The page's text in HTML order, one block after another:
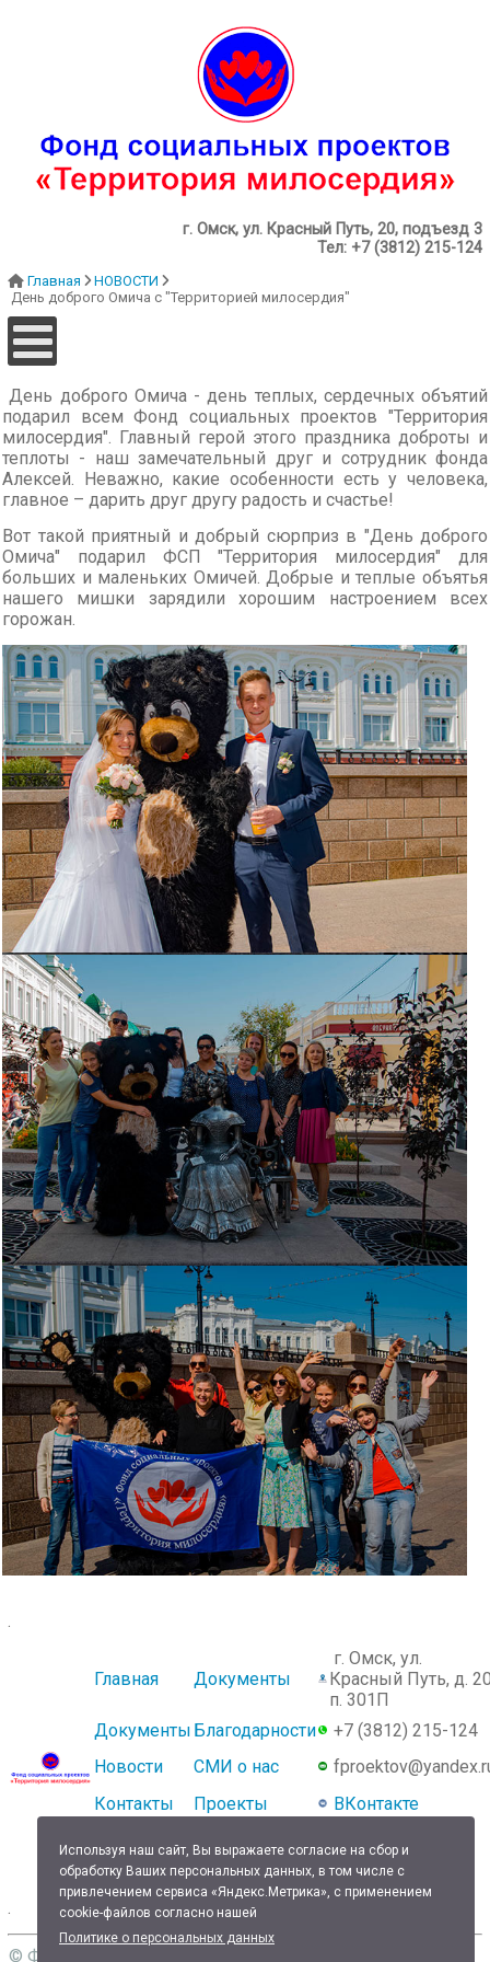
г. Омск, ул. Красный Путь, 20, подъезд 3
Тел: +7 (3812) 215-124
Главная
НОВОСТИ
День доброго Омича с "Территорией милосердия"
День доброго Омича - день теплых, сердечных объятий
подарил всем Фонд социальных проектов "Территория
милосердия". Главный герой этого праздника доброты и
теплоты - наш замечательный друг и сотрудник фонда
Алексей. Неважно, какие особенности есть у человека,
главное – дарить друг другу радость и счастье!
Вот такой приятный и добрый сюрприз в "День доброго
Омича" подарил ФСП "Территория милосердия" для
больших и маленьких Омичей. Добрые и теплые объятья
нашего мишки зарядили хорошим настроением всех
горожан.
.
Главная Документы
г. Омск, ул.
Красный Путь, д.
п. 301П
Документы Благодарности
+7 (3812) 215-124
Новости
СМИ о нас
Контакты
Проекты ВКонтакте
.
© Фонд социальных проектов
Используя наш сайт, Вы выражаете согласие на сбор и
обработку Ваших персональных данных, в том числе с
привлечением сервиса «Яндекс.Метрика», с применением
cookie-файлов согласно нашей
Политике о персональных данных